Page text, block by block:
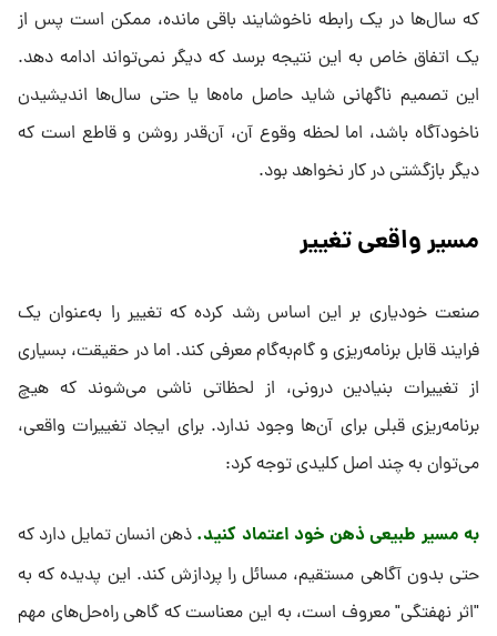
که سال‌ها در یک رابطه‌ ناخوشایند باقی مانده، ممکن است پس از
یک اتفاق خاص به این نتیجه برسد که دیگر نمی‌تواند ادامه دهد.
این تصمیم ناگهانی شاید حاصل ماه‌ها یا حتی سال‌ها اندیشیدن
ناخودآگاه باشد، اما لحظه‌ وقوع آن، آن‌قدر روشن و قاطع است که
دیگر بازگشتی در کار نخواهد بود.
مسیر واقعی تغییر
صنعت خودیاری بر این اساس رشد کرده که تغییر را به‌عنوان یک
فرایند قابل برنامه‌ریزی و گام‌به‌گام معرفی کند. اما در حقیقت، بسیاری
از تغییرات بنیادین درونی، از لحظاتی ناشی می‌شوند که هیچ
برنامه‌ریزی قبلی برای آن‌ها وجود ندارد. برای ایجاد تغییرات واقعی،
می‌توان به چند اصل کلیدی توجه کرد:
به مسیر طبیعی ذهن خود اعتماد کنید. ذهن انسان تمایل دارد که
حتی بدون آگاهی مستقیم، مسائل را پردازش کند. این پدیده که به
"اثر نهفتگی" معروف است، به این معناست که گاهی راه‌حل‌های مهم